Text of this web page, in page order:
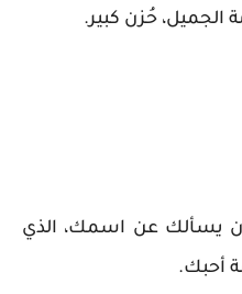
الجميل، حُزن كبير.
يسألك عن اسمك، الذي
أحبك.